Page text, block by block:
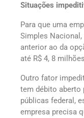
Situações
Para que uma
Simples
anterior ao da
até R$ 4, 8
Outro fator
tem débito aberto
públicas federal,
empresa precisa